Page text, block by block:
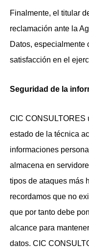
Finalmente, el titular
reclamación ante la
Datos, especialmente
satisfacción en el
Seguridad de la
CIC CONSULTORES
estado de la técnica
informaciones
almacena en
tipos de ataques más
recordamos que no
que por tanto debe
alcance para
datos. CIC